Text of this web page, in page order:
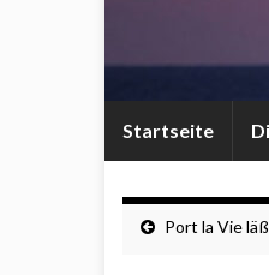
Startseite
Port la Vie